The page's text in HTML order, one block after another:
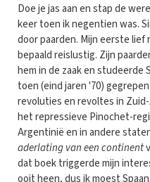
Doe je jas aan en stap de
keer toen ik negentien was.
door paarden. Mijn eerste lief
bepaald reislustig. Zijn
hem in de zaak en studeerde
toen (eind jaren '70)
revoluties en revoltes in Zuid-
het repressieve Pinochet-
Argentinië en in andere
aderlating van een continent
dat boek triggerde mijn
ooit heen, dus ik moest